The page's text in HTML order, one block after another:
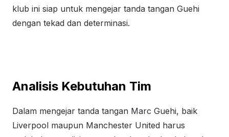
klub ini siap untuk mengejar tanda tangan Guehi
dengan tekad dan determinasi.
Analisis Kebutuhan Tim
Dalam mengejar tanda tangan Marc Guehi, baik
Liverpool maupun Manchester United harus